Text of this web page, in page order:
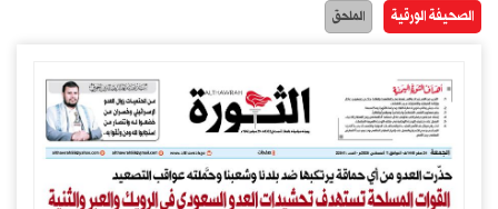
الصحيفة الورقية الملحق